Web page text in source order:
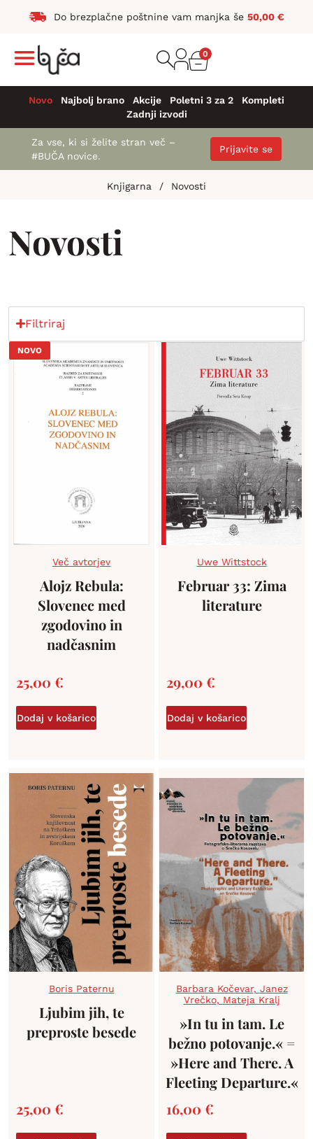
Do brezplačne poštnine vam manjka še 50,00 €
0
Novo Najbolj brano Akcije Poletni 3 za 2
Kompleti
Zadnji izvodi
Za vse, ki si želite stran več –
#BUČA novice.
Prijavite se
Knjigarna / Novosti
Novosti
Filtriraj
NOVO
Več avtorjev
Alojz Rebula:
Slovenec med
zgodovino in
nadčasnim
25,00 €
Dodaj v košarico
Uwe Wittstock
Februar 33: Zima
literature
29,00 €
Dodaj v košarico
Boris Paternu
Ljubim jih, te
preproste besede
25,00 €
Barbara Kočevar, Janez
Vrečko, Mateja Kralj
»In tu in tam. Le
bežno potovanje.« =
»Here and There. A
Fleeting Departure.«
16,00 €